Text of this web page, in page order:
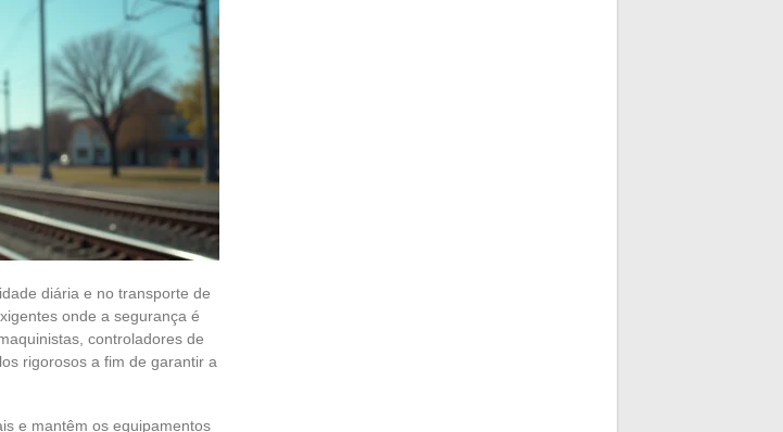
diária e no transporte de
onde a segurança é
controladores de
rigorosos a fim de garantir a
e mantêm os equipamentos